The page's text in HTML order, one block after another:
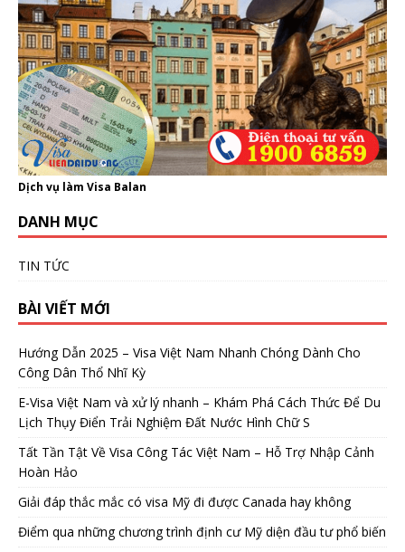
Dịch vụ làm Visa Balan
DANH MỤC
TIN TỨC
BÀI VIẾT MỚI
Hướng Dẫn 2025 – Visa Việt Nam Nhanh Chóng Dành Cho
Công Dân Thổ Nhĩ Kỳ
E-Visa Việt Nam và xử lý nhanh – Khám Phá Cách Thức Để Du
Lịch Thụy Điển Trải Nghiệm Đất Nước Hình Chữ S
Tất Tần Tật Về Visa Công Tác Việt Nam – Hỗ Trợ Nhập Cảnh
Hoàn Hảo
Giải đáp thắc mắc có visa Mỹ đi được Canada hay không
Điểm qua những chương trình định cư Mỹ diện đầu tư phổ biến